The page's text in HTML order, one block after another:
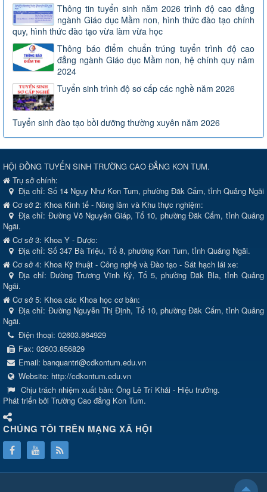
Thông tin tuyển sinh năm 2026 trình độ cao đẳng
ngành Giáo dục Mầm non, hình thức đào tạo chính
quy, hình thức đào tạo vừa làm vừa học
Thông báo điểm chuẩn trúng tuyển trình độ cao
đẳng ngành Giáo dục Mầm non, hệ chính quy năm
2024
Tuyển sinh trình độ sơ cấp các nghề năm 2026
Tuyển sinh đào tạo bồi dưỡng thường xuyên năm 2026
HỘI ĐỒNG TUYỂN SINH TRƯỜNG CAO ĐẲNG KON TUM.
Trụ sở chính:
Địa chỉ: Số 14 Ngụy Như Kon Tum, phường Đăk Cấm, tỉnh Quảng Ngãi
Cơ sở 2: Khoa Kinh tế - Nông lâm và Khu thực nghiệm:
Địa chỉ: Đường Võ Nguyên Giáp, Tổ 10, phường Đăk Cấm, tỉnh Quảng
Ngãi.
Cơ sở 3: Khoa Y - Dược:
Địa chỉ: Số 347 Bà Triệu, Tổ 8, phường Kon Tum, tỉnh Quảng Ngãi.
Cơ sở 4: Khoa Kỹ thuật - Công nghệ và Đào tạo - Sát hạch lái xe:
Địa chỉ: Đường Trương Vĩnh Ký, Tổ 5, phường Đăk Bla, tỉnh Quảng
Ngãi.
Cơ sở 5: Khoa các Khoa học cơ bản:
Địa chỉ: Đường Nguyễn Thị Định, Tổ 10, phường Đăk Cấm, tỉnh Quảng
Ngãi.
Điện thoại: 02603.864929
Fax: 02603.856829
Email: banquantri@cdkontum.edu.vn
Website: http://cdkontum.edu.vn
Chịu trách nhiệm xuất bản: Ông Lê Trí Khải - Hiệu trưởng.
Phát triển bởi Trường Cao đẳng Kon Tum.
CHÚNG TÔI TRÊN MẠNG XÃ HỘI